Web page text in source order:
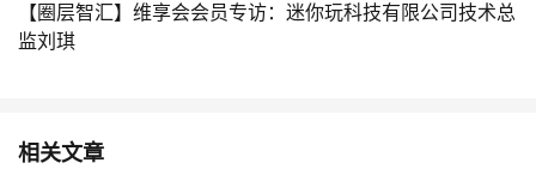
【圈层智汇】维享会会员专访：迷你玩科技有限公司技术总
监刘琪
相关文章